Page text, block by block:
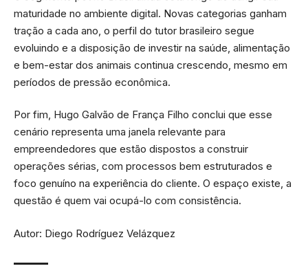
maturidade no ambiente digital. Novas categorias ganham
tração a cada ano, o perfil do tutor brasileiro segue
evoluindo e a disposição de investir na saúde, alimentação
e bem-estar dos animais continua crescendo, mesmo em
períodos de pressão econômica.
Por fim, Hugo Galvão de França Filho conclui que esse
cenário representa uma janela relevante para
empreendedores que estão dispostos a construir
operações sérias, com processos bem estruturados e
foco genuíno na experiência do cliente. O espaço existe, a
questão é quem vai ocupá-lo com consistência.
Autor: Diego Rodríguez Velázquez